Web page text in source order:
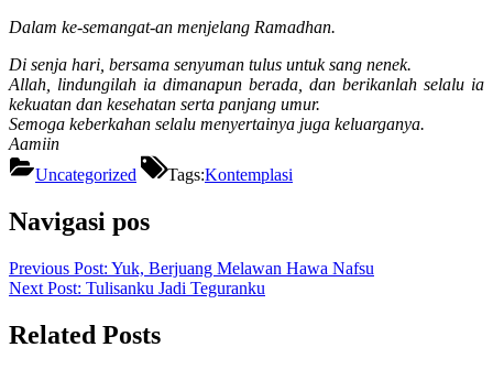
Dalam ke-semangat-an menjelang Ramadhan.
Di senja hari, bersama senyuman tulus untuk sang nenek.
Allah, lindungilah ia dimanapun berada, dan berikanlah selalu ia
kekuatan dan kesehatan serta panjang umur.
Semoga keberkahan selalu menyertainya juga keluarganya.
Aamiin
Uncategorized
Tags:Kontemplasi
Navigasi pos
Previous Post: Yuk, Berjuang Melawan Hawa Nafsu
Next Post: Tulisanku Jadi Teguranku
Related Posts